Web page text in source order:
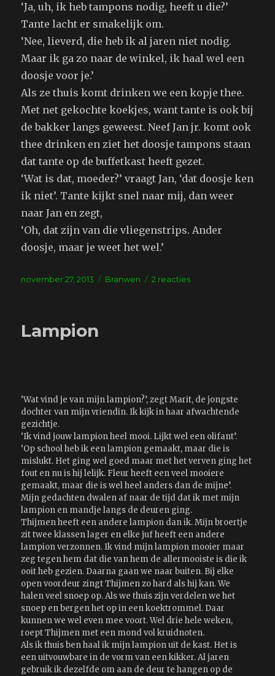
‘Ja, uh, ik heb tampons nodig, heeft u die?’
Tante lacht er smakelijk om.
‘Nee, lieverd, die heb ik al jaren niet nodig.
Maar ik ga zo naar de winkel, ik haal wel een
doosje voor je.’
Als ze thuis komt drinken we een kopje thee.
Met net gekochte koekjes, want tante is ook bij
de bakker langs geweest. Neef Jan jr. komt ook
thee drinken en ziet het doosje tampons staan
dat tante op de buffetkast heeft gezet.
‘Wat is dat, moeder?’ vraagt Jan, ‘dat doosje ken
ik niet’. Tante kijkt snel naar mij, dan weer
naar Jan en zegt,
‘Oh, dat zijn van die vliegenstrips. Ander
doosje, maar je weet het wel.’
Geplaatst
november 27, 2013 Tags
Branwen 2 reactiesop
Lampion
‘Wat vind je van mijn lampion?’, zegt Marit, de jongste
dochter van mijn vriendin. Ik kijk in haar afwachtende
gezichtje.
‘Ik vind jouw lampion heel mooi. Lijkt wel een olifant’.
‘Op school heb ik een lampion gemaakt, maar die is
mislukt. Het ging wel goed maar met het verven ging het
fout en nu is hij lelijk. Fleur heeft een veel mooiere
gemaakt, maar die is wel heel anders dan de mijne’.
Mijn gedachten dwalen af naar de tijd dat ik met mijn
lampion en mandje langs de deuren ging.
Thijmen heeft een andere lampion dan ik. Mijn broertje
zit twee klassen lager en elke juf heeft een andere
lampion verzonnen. Ik vind mijn lampion mooier maar
zeg tegen hem dat die van hem de allermooiste is die ik
ooit heb gezien. Daarna gaan we naar buiten. Bij elke
open voordeur zingt Thijmen zo hard als hij kan. We
halen veel snoep op. Als we thuis zijn verdelen we het
snoep en bergen het op in een koektrommel. Daar
kunnen we wel even mee voort. Wel drie hele weken,
roept Thijmen met een mond vol kruidnoten.
Als ik thuis ben haal ik mijn lampion uit de kast. Het is
een uitvouwbare in de vorm van een kikker. Al jaren
gebruik ik dezelfde om aan de deur te hangen op de